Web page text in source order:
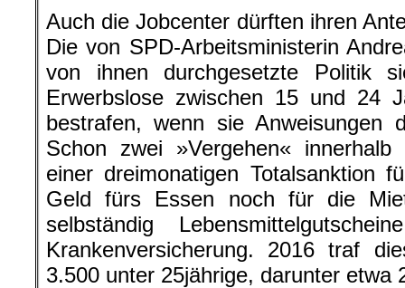
Auch die Jobcenter dürften ihren
Die von SPD-Arbeitsministerin
von ihnen durchgesetzte Politik
Erwerbslose zwischen 15 und 24
bestrafen, wenn sie Anweisungen
Schon zwei »Vergehen«
einer dreimonatigen Totalsanktion
Geld fürs Essen noch für die
selbständig
Krankenversicherung. 2016 traf
3.500 unter 25jährige, darunter etwa